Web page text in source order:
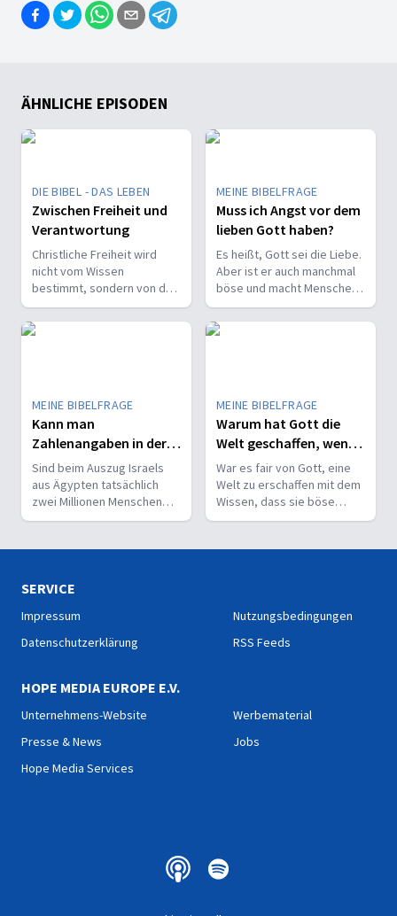
ÄHNLICHE EPISODEN
DIE BIBEL - DAS LEBEN
Zwischen Freiheit und
Verantwortung
Christliche Freiheit wird
nicht vom Wissen
bestimmt, sondern von der
Beziehung zum Nächsten –
und vom Ziel, Gott zu ehren.
MEINE BIBELFRAGE
Muss ich Angst vor dem
lieben Gott haben?
Es heißt, Gott sei die Liebe.
Aber ist er auch manchmal
böse und macht Menschen
Angst? Was mache ich mit
Schuldgefühlen, wenn ich
die Bibel lese?
MEINE BIBELFRAGE
Kann man
Zahlenangaben in der
Bibel ernst nehmen?
Sind beim Auszug Israels
aus Ägypten tatsächlich
zwei Millionen Menschen
durchs Schilfmeer
sich das vorstellen?
MEINE BIBELFRAGE
Warum hat Gott die
Welt geschaffen, wenn
er wusste, was
passiert?
War es fair von Gott, eine
Welt zu erschaffen mit dem
Wissen, dass sie böse
werden wird? Und welchen
im Paradies?
SERVICE
Impressum
Datenschutzerklärung
Nutzungsbedingungen
RSS Feeds
HOPE MEDIA EUROPE E.V.
Unternehmens-Website
Presse & News
Hope Media Services
Werbematerial
Jobs